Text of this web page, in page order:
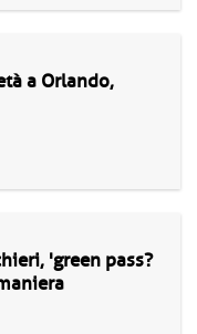
a Orlando,
'green pass?